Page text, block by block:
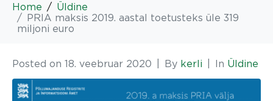
Home
Üldine
PRIA maksis 2019. aastal toetusteks üle 319
miljoni euro
Posted on 18. veebruar 2020 By kerli In Üldine